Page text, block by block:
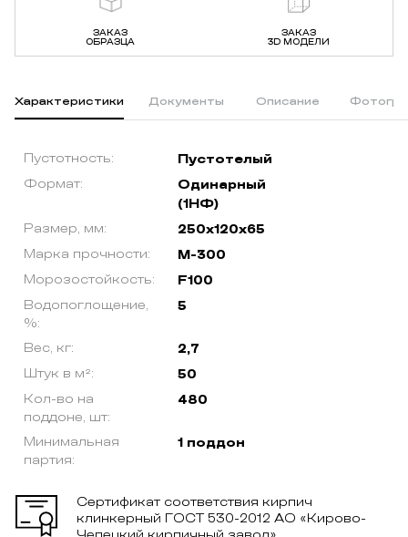
ЗАКАЗ
ОБРАЗЦА
ЗАКАЗ
3D МОДЕЛИ
Характеристики Документы Описание
Пустотность: Пустотелый
Формат:
Одинарный
(1НФ)
Размер, мм: 250х120х65
Марка прочности: М-300
Морозостойкость: F100
Водопоглощение,
%:
5
Вес, кг: 2,7
Штук в м²: 50
Кол-во на
поддоне, шт:
480
Минимальная
партия:
1 поддон
Сертификат соответствия кирпич
клинкерный ГОСТ 530-2012 АО «Кирово-